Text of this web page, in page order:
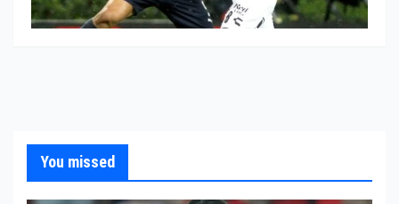
You missed